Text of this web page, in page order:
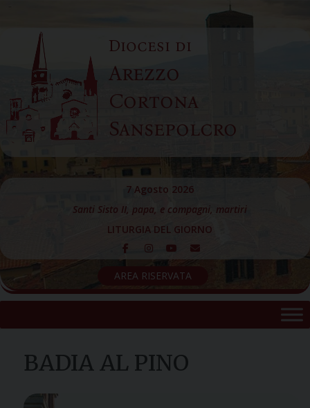
content
Diocesi di
Arezzo
Cortona
Sansepolcro
7 Agosto 2026
Santi Sisto II, papa, e compagni, martiri
LITURGIA DEL GIORNO
AREA RISERVATA
BADIA AL PINO